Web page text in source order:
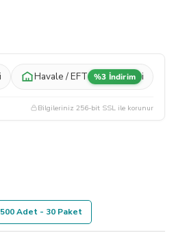
i Havale / EFT %3 İndirim i
Bilgileriniz 256-bit SSL ile korunur
Adet - 30 Paket